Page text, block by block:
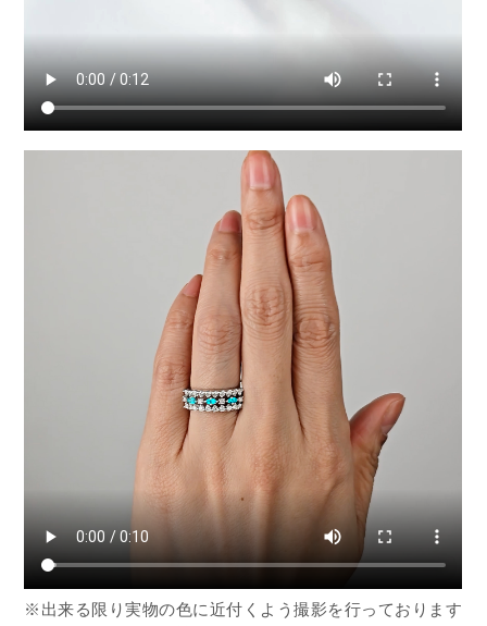
※出来る限り実物の色に近付くよう撮影を行っております